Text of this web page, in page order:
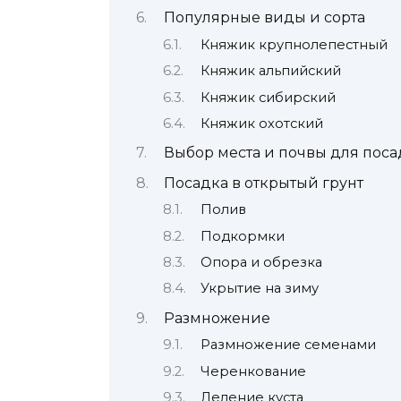
Популярные виды и сорта
Княжик крупнолепестный
Княжик альпийский
Княжик сибирский
Княжик охотский
Выбор места и почвы для
Посадка в открытый грунт
Полив
Подкормки
Опора и обрезка
Укрытие на зиму
Размножение
Размножение семенами
Черенкование
Деление куста